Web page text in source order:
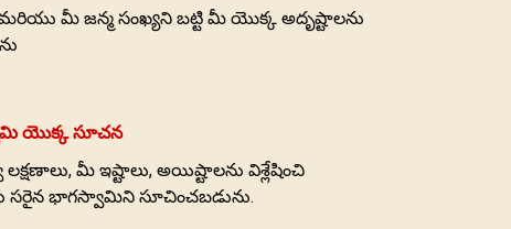
మరియు మీ జన్మ సంఖ్యని బట్టి మీ యొక్క అదృష్టాలను
యొక్క సూచన
లక్షణాలు, మీ ఇష్టాలు, అయిష్టాలను విశ్లేషించి
సరైన భాగస్వామిని సూచించబడును.